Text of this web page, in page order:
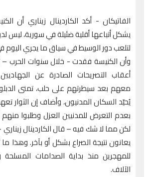
الفاتيكان - أكد الكاردينال زيناري أن
يشكل أتباعها أقلية ضئيلة في سورية،
لتلعب دور الوسيط في سياق ما يجري
وأن الكنيسة فقدت - خلال سنوات الحرب –
أعقاب التصريحات الصادرة عن
معهم بعد سيطرتهم على حلب، تمنى
يُحيّد السكان المدنيون، وأضاف إن الثوار
بعدم التعرض للمدنيين العزل وطلبوا
لكن مما لا شك فيه – قال الكاردينال
يعانون نتيجة الصراع بشكل أو بآخر. وهذا ما
للمهجرين منذ بداية الصدامات
الآلاف.